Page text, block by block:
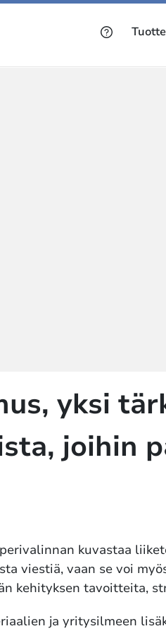
yksi
joihin
kuvastaa
viestiä, vaan se voi
kehityksen tavoitteita,
ja yritysilmeen